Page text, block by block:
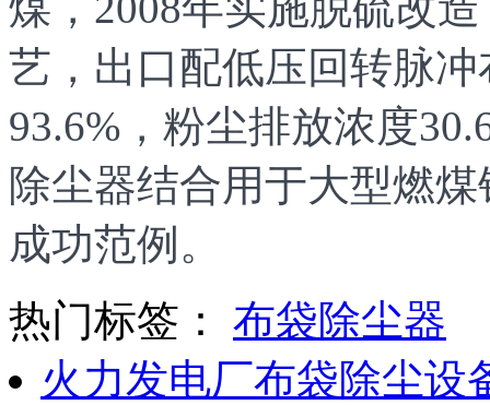
艺，出口配低压回转脉
93.6%，粉尘排放浓度
除尘器结合用于大型燃
成功范例。
热门标签： 布袋除尘器
火力发电厂布袋除尘设